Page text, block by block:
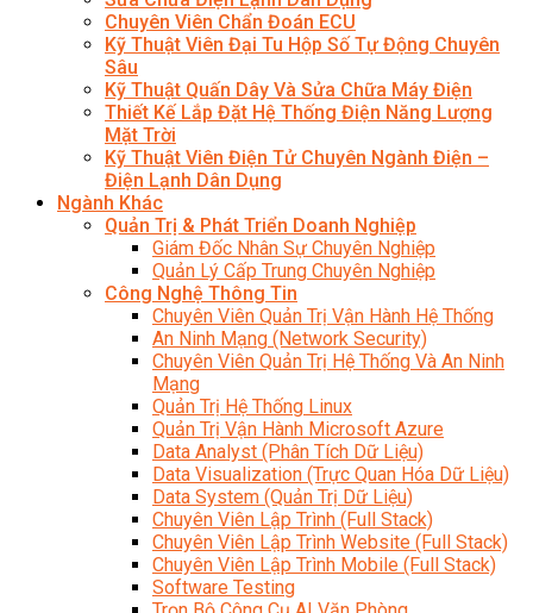
Chuyên Viên Chẩn Đoán ECU
Kỹ Thuật Viên Đại Tu Hộp Số Tự Động Chuyên
Sâu
Kỹ Thuật Quấn Dây Và Sửa Chữa Máy Điện
Thiết Kế Lắp Đặt Hệ Thống Điện Năng Lượng
Mặt Trời
Kỹ Thuật Viên Điện Tử Chuyên Ngành Điện –
Điện Lạnh Dân Dụng
Ngành Khác
Quản Trị & Phát Triển Doanh Nghiệp
Giám Đốc Nhân Sự Chuyên Nghiệp
Quản Lý Cấp Trung Chuyên Nghiệp
Công Nghệ Thông Tin
Chuyên Viên Quản Trị Vận Hành Hệ Thống
An Ninh Mạng (Network Security)
Chuyên Viên Quản Trị Hệ Thống Và An Ninh
Mạng
Quản Trị Hệ Thống Linux
Quản Trị Vận Hành Microsoft Azure
Data Analyst (Phân Tích Dữ Liệu)
Data Visualization (Trực Quan Hóa Dữ Liệu)
Data System (Quản Trị Dữ Liệu)
Chuyên Viên Lập Trình (Full Stack)
Chuyên Viên Lập Trình Website (Full Stack)
Chuyên Viên Lập Trình Mobile (Full Stack)
Software Testing